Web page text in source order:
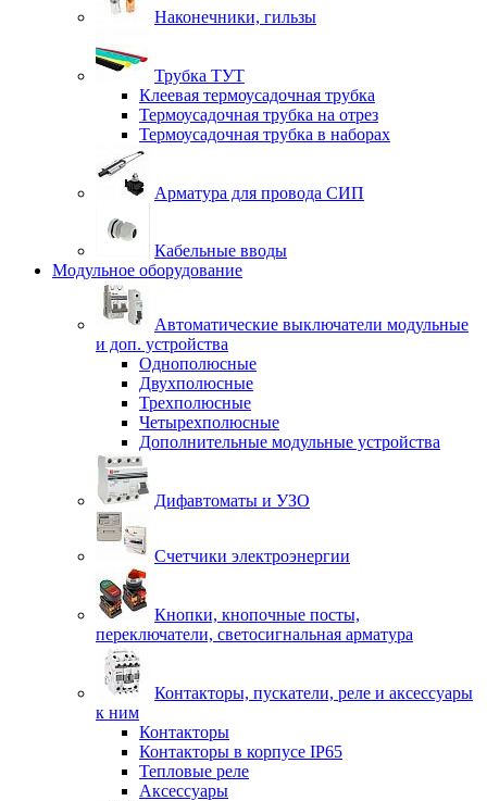
Наконечники, гильзы
Трубка ТУТ
Клеевая термоусадочная трубка
Термоусадочная трубка на отрез
Термоусадочная трубка в наборах
Арматура для провода СИП
Кабельные вводы
Модульное оборудование
Автоматические выключатели модульные
и доп. устройства
Однополюсные
Двухполюсные
Трехполюсные
Четырехполюсные
Дополнительные модульные устройства
Дифавтоматы и УЗО
Счетчики электроэнергии
Кнопки, кнопочные посты,
переключатели, светосигнальная арматура
Контакторы, пускатели, реле и аксессуары
к ним
Контакторы
Контакторы в корпусе IP65
Тепловые реле
Аксессуары